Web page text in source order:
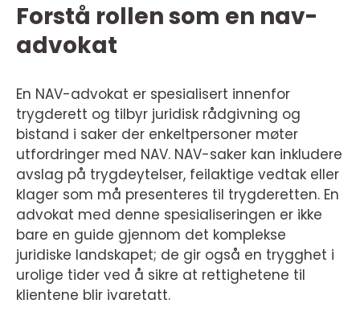
Forstå rollen som en nav-
advokat
En NAV-advokat er spesialisert innenfor
trygderett og tilbyr juridisk rådgivning og
bistand i saker der enkeltpersoner møter
utfordringer med NAV. NAV-saker kan inkludere
avslag på trygdeytelser, feilaktige vedtak eller
klager som må presenteres til trygderetten. En
advokat med denne spesialiseringen er ikke
bare en guide gjennom det komplekse
juridiske landskapet; de gir også en trygghet i
urolige tider ved å sikre at rettighetene til
klientene blir ivaretatt.